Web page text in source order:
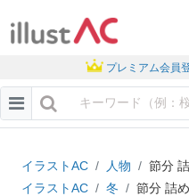
プレミアム会員
イラストAC 人物
節分
イラストAC
冬
節分 詰